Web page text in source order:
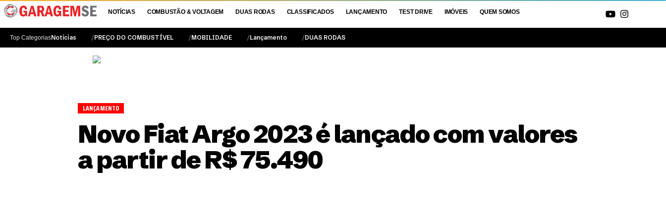
NOTÍCIAS COMBUSTÃO & VOLTAGEM DUAS RODAS CLASSIFICADOS LANÇAMENTO TEST DRIVE IMÓVEIS QUEM SOMOS
Top CategoriasNotícias PREÇO DO COMBUSTÍVEL MOBILIDADE Lançamento DUAS RODAS
LANÇAMENTO
Novo Fiat Argo 2023 é lançado com valores
a partir de R$ 75.490